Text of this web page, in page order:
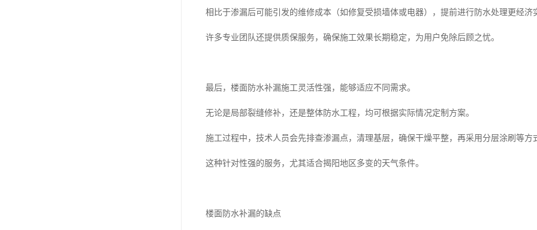
相比于渗漏后可能引发的维修成本（如修复受损墙体或电器），提前进行防水处理更经济
许多专业团队还提供质保服务，确保施工效果长期稳定，为用户免除后顾之忧。
最后，楼面防水补漏施工灵活性强，能够适应不同需求。
无论是局部裂缝修补，还是整体防水工程，均可根据实际情况定制方案。
施工过程中，技术人员会先排查渗漏点，清理基层，确保干燥平整，再采用分层涂刷等方
这种针对性强的服务，尤其适合揭阳地区多变的天气条件。
楼面防水补漏的缺点